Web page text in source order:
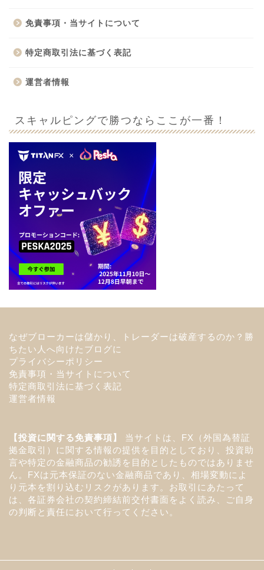
免責事項・当サイトについて
特定商取引法に基づく表記
運営者情報
スキャルピングで勝つならここが一番！
なぜブローカーは儲かり、トレーダーは破産するのか？勝
ちたい人へ向けたブログに
プライバシーポリシー
免責事項・当サイトについて
特定商取引法に基づく表記
運営者情報
【投資に関する免責事項】
当サイトは、FX（外国為替証
拠金取引）に関する情報の提供を目的としており、投資助
言や特定の金融商品の勧誘を目的としたものではありませ
ん。FXは元本保証のない金融商品であり、相場変動によ
り元本を割り込むリスクがあります。お取引にあたって
は、各証券会社の契約締結前交付書面をよく読み、ご自身
の判断と責任において行ってください。